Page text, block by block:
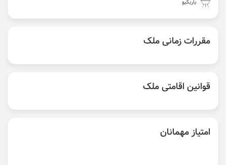
باربکیو
مقررات زمانی ملک
قوانین اقامتی ملک
امتیاز مهمانان